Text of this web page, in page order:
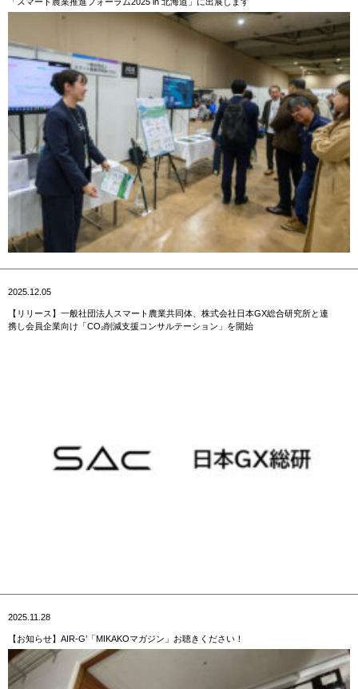
2025.12.05
【リリース】一般社団法人スマート農業共同体、株式会社日本GX総合研究所と連
携し会員企業向け「CO₂削減支援コンサルテーション」を開始
2025.11.28
【お知らせ】AIR-G’「MIKAKOマガジン」お聴きください！